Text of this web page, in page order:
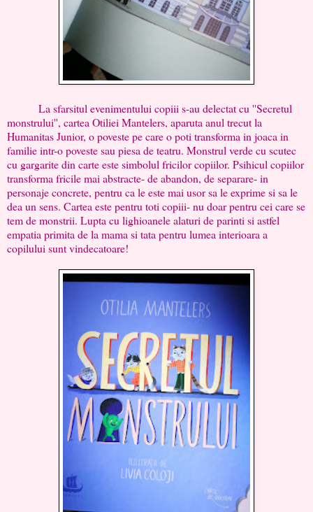
La sfarsitul evenimentului copiii s-au delectat cu ''Secretul
monstrului'', cartea Otiliei Mantelers, aparuta anul trecut la
Humanitas Junior, o poveste pe care o poti transforma in joaca in
familie intr-o poveste sau piesa de teatru. Monstrul verde cu scutec
cu gargarite din carte este simbolul fricilor copiilor. Psihicul copiilor
transforma fricile mai abstracte- de abandon, de separare- in
personaje concrete, pentru ca le este mai usor sa le exprime si sa le
dea un sens. Cartea este pentru toti copiii- nu doar pentru cei care se
tem de monstrii. Lupta cu lighioanele alaturi de parinti si astfel
empatia primita de la mama si tata pentru lumea interioara a
copilului sunt vindecatoare!